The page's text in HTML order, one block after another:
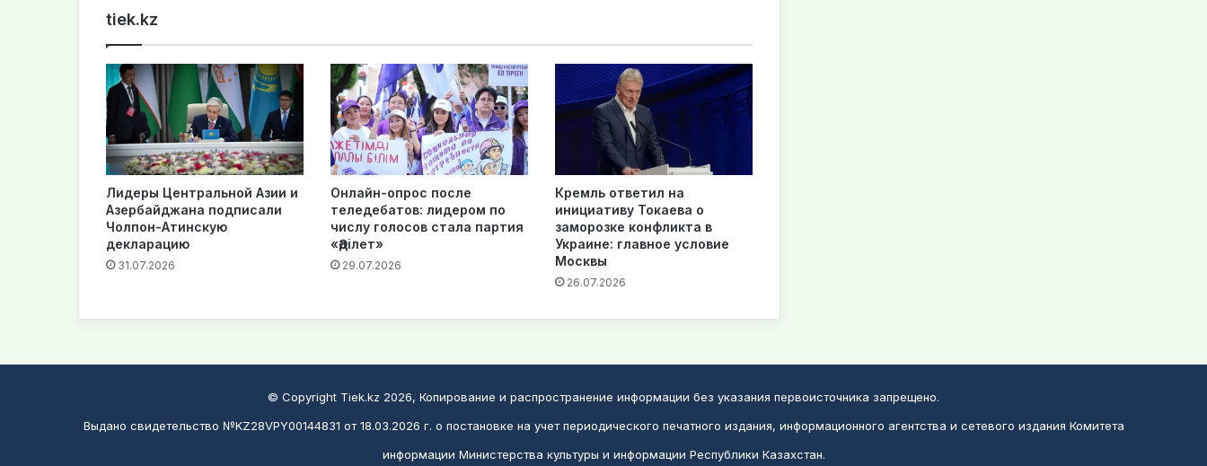
tiek.kz
Лидеры Центральной Азии и
Азербайджана подписали
Чолпон-Атинскую
декларацию
31.07.2026
Онлайн-опрос после
теледебатов: лидером по
числу голосов стала партия
«Әділет»
29.07.2026
Кремль ответил на
инициативу Токаева о
заморозке конфликта в
Украине: главное условие
Москвы
26.07.2026
© Copyright Tiek.kz 2026, Копирование и распространение информации без указания первоисточника запрещено.
Выдано свидетельство №KZ28VPY00144831 от 18.03.2026 г. о постановке на учет периодического печатного издания, информационного агентства и сетевого издания Комитета
информации Министерства культуры и информации Республики Казахстан.